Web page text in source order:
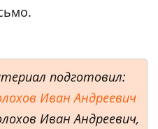
подготовил:
Иван Андреевич
Иван Андреевич,